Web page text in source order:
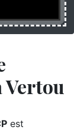
Vertou
est